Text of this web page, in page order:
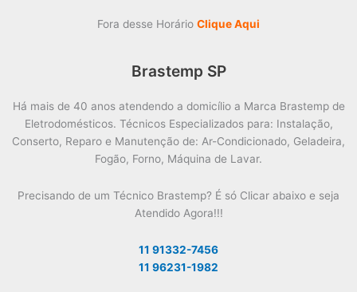
Fora desse Horário Clique Aqui
Brastemp SP
Há mais de 40 anos atendendo a domicílio a Marca Brastemp de
Eletrodomésticos. Técnicos Especializados para: Instalação,
Conserto, Reparo e Manutenção de: Ar-Condicionado, Geladeira,
Fogão, Forno, Máquina de Lavar.
Precisando de um Técnico Brastemp? É só Clicar abaixo e seja
Atendido Agora!!!
11 91332-7456
11 96231-1982